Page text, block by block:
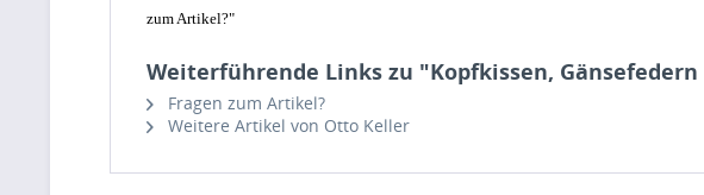
zum Artikel?"
Weiterführende Links zu "Kopfkissen,
Fragen zum Artikel?
Weitere Artikel von Otto Keller